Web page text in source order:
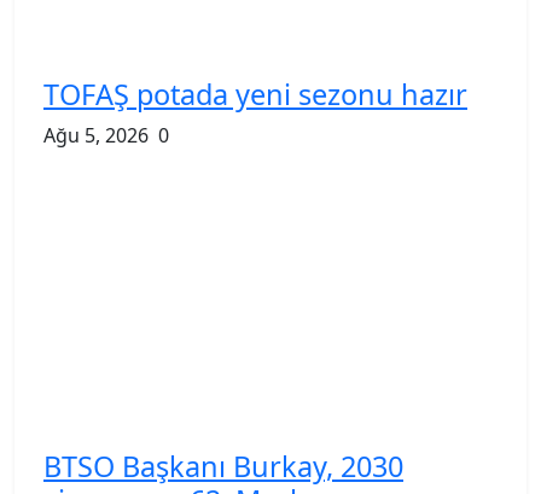
TOFAŞ potada yeni sezonu hazır
Ağu 5, 2026 0
BTSO Başkanı Burkay, 2030